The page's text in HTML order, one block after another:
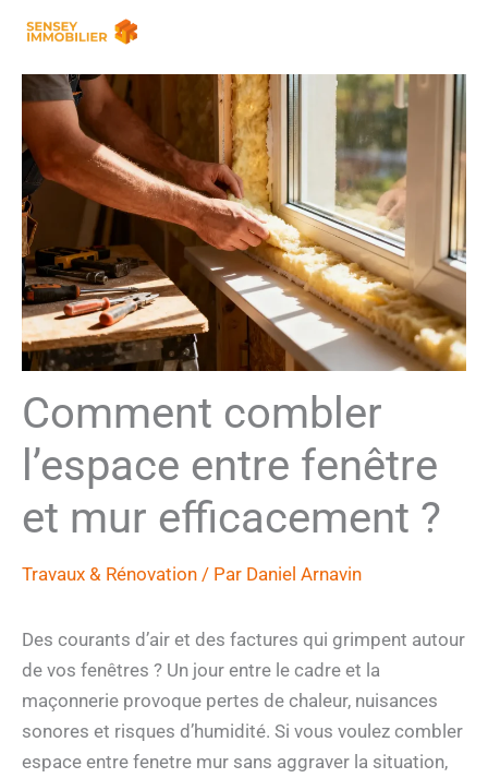
contenu
Comment combler
l’espace entre fenêtre
et mur efficacement ?
Travaux & Rénovation / Par Daniel Arnavin
Des courants d’air et des factures qui grimpent autour
de vos fenêtres ? Un jour entre le cadre et la
maçonnerie provoque pertes de chaleur, nuisances
sonores et risques d’humidité. Si vous voulez combler
espace entre fenetre mur sans aggraver la situation,